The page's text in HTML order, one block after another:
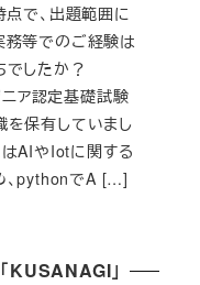
で、出題範囲に
務等でのご経験は
したか？
ア認定基礎試験
保有していまし
AIやIotに関する
、pythonでA […]
KUSANAGI」